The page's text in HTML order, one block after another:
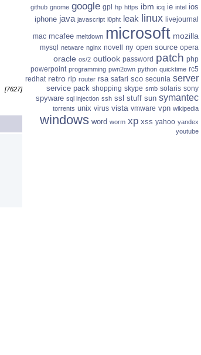
[7627]
github gnome google gpl hp https ibm icq ie intel ios
iphone java javascript l0pht leak linux livejournal
mac mcafee meltdown microsoft mozilla
mysql netware nginx novell ny open source opera
oracle os/2 outlook password patch php
powerpoint programming pwn2own python quicktime rc5
redhat retro rip router rsa safari sco secunia server
service pack shopping skype smb solaris sony
spyware sql injection ssh ssl stuff sun symantec
torrents unix virus vista vmware vpn wikipedia
windows word worm xp xss yahoo yandex
youtube